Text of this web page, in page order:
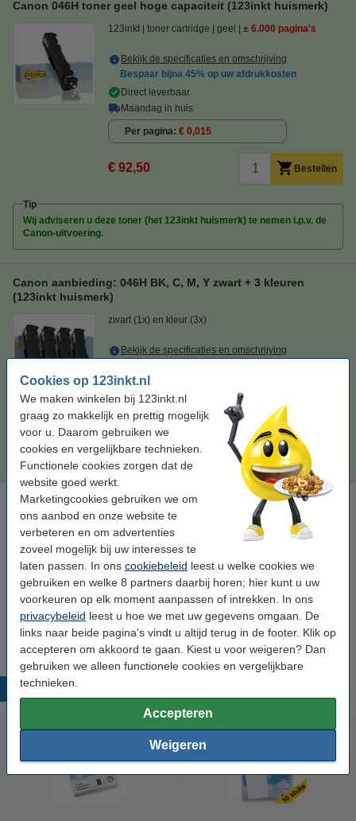
Cookies op 123inkt.nl
We maken winkelen bij 123inkt.nl
graag zo makkelijk en prettig mogelijk
voor u. Daarom gebruiken we
cookies en vergelijkbare technieken.
Functionele cookies zorgen dat de
website goed werkt.
Marketingcookies gebruiken we om
ons aanbod en onze website te
verbeteren en om advertenties
zoveel mogelijk bij uw interesses te
laten passen. In ons cookiebeleid leest u welke cookies we
gebruiken en welke 8 partners daarbij horen; hier kunt u uw
voorkeuren op elk moment aanpassen of intrekken. In ons
privacybeleid leest u hoe we met uw gegevens omgaan. De
links naar beide pagina's vindt u altijd terug in de footer. Klik op
accepteren om akkoord te gaan. Kiest u voor weigeren? Dan
gebruiken we alleen functionele cookies en vergelijkbare
technieken.
Accepteren
Weigeren
Canon 046H toner geel hoge capaciteit (123inkt huismerk)
123inkt toner cartridge geel ± 6.000 pagina's
Bekijk de specificaties en omschrijving
Bespaar bijna 45% op uw afdrukkosten
Direct leverbaar
Maandag in huis
Per pagina € 0,015
€ 92,50 Bestellen
Tip
Wij adviseren u deze toner (het 123inkt huismerk) te nemen i.p.v. de
Canon-uitvoering.
Canon aanbieding: 046H BK, C, M, Y zwart + 3 kleuren
(123inkt huismerk)
zwart (1x) en kleur (3x)
Bekijk de specificaties en omschrijving
Maandag in huis
Per pagina
€ 347,50 Bestellen
Laserprinter reinigingsdoek
geel 999058
Bekijk de specificaties en omschrijving
Direct leverbaar
Maandag in huis
€ 0,95 Bestellen